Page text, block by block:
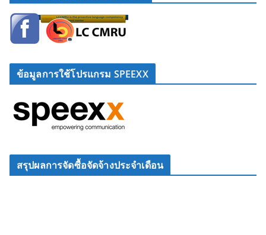
ข้อมูลการใช้โปรแกรม SPEEXX
สรุปผลการจัดซื้อจัดจ้างประจำเดือน